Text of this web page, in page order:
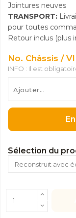
Jointures neuves
TRANSPORT:
pour toutes
Retour inclus (plus
No. Châssis /
INFO : Il est
Sélection du